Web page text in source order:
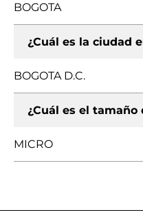
BOGOTA
¿Cuál es la ciudad
BOGOTA D.C.
¿Cuál es el tamaño
MICRO